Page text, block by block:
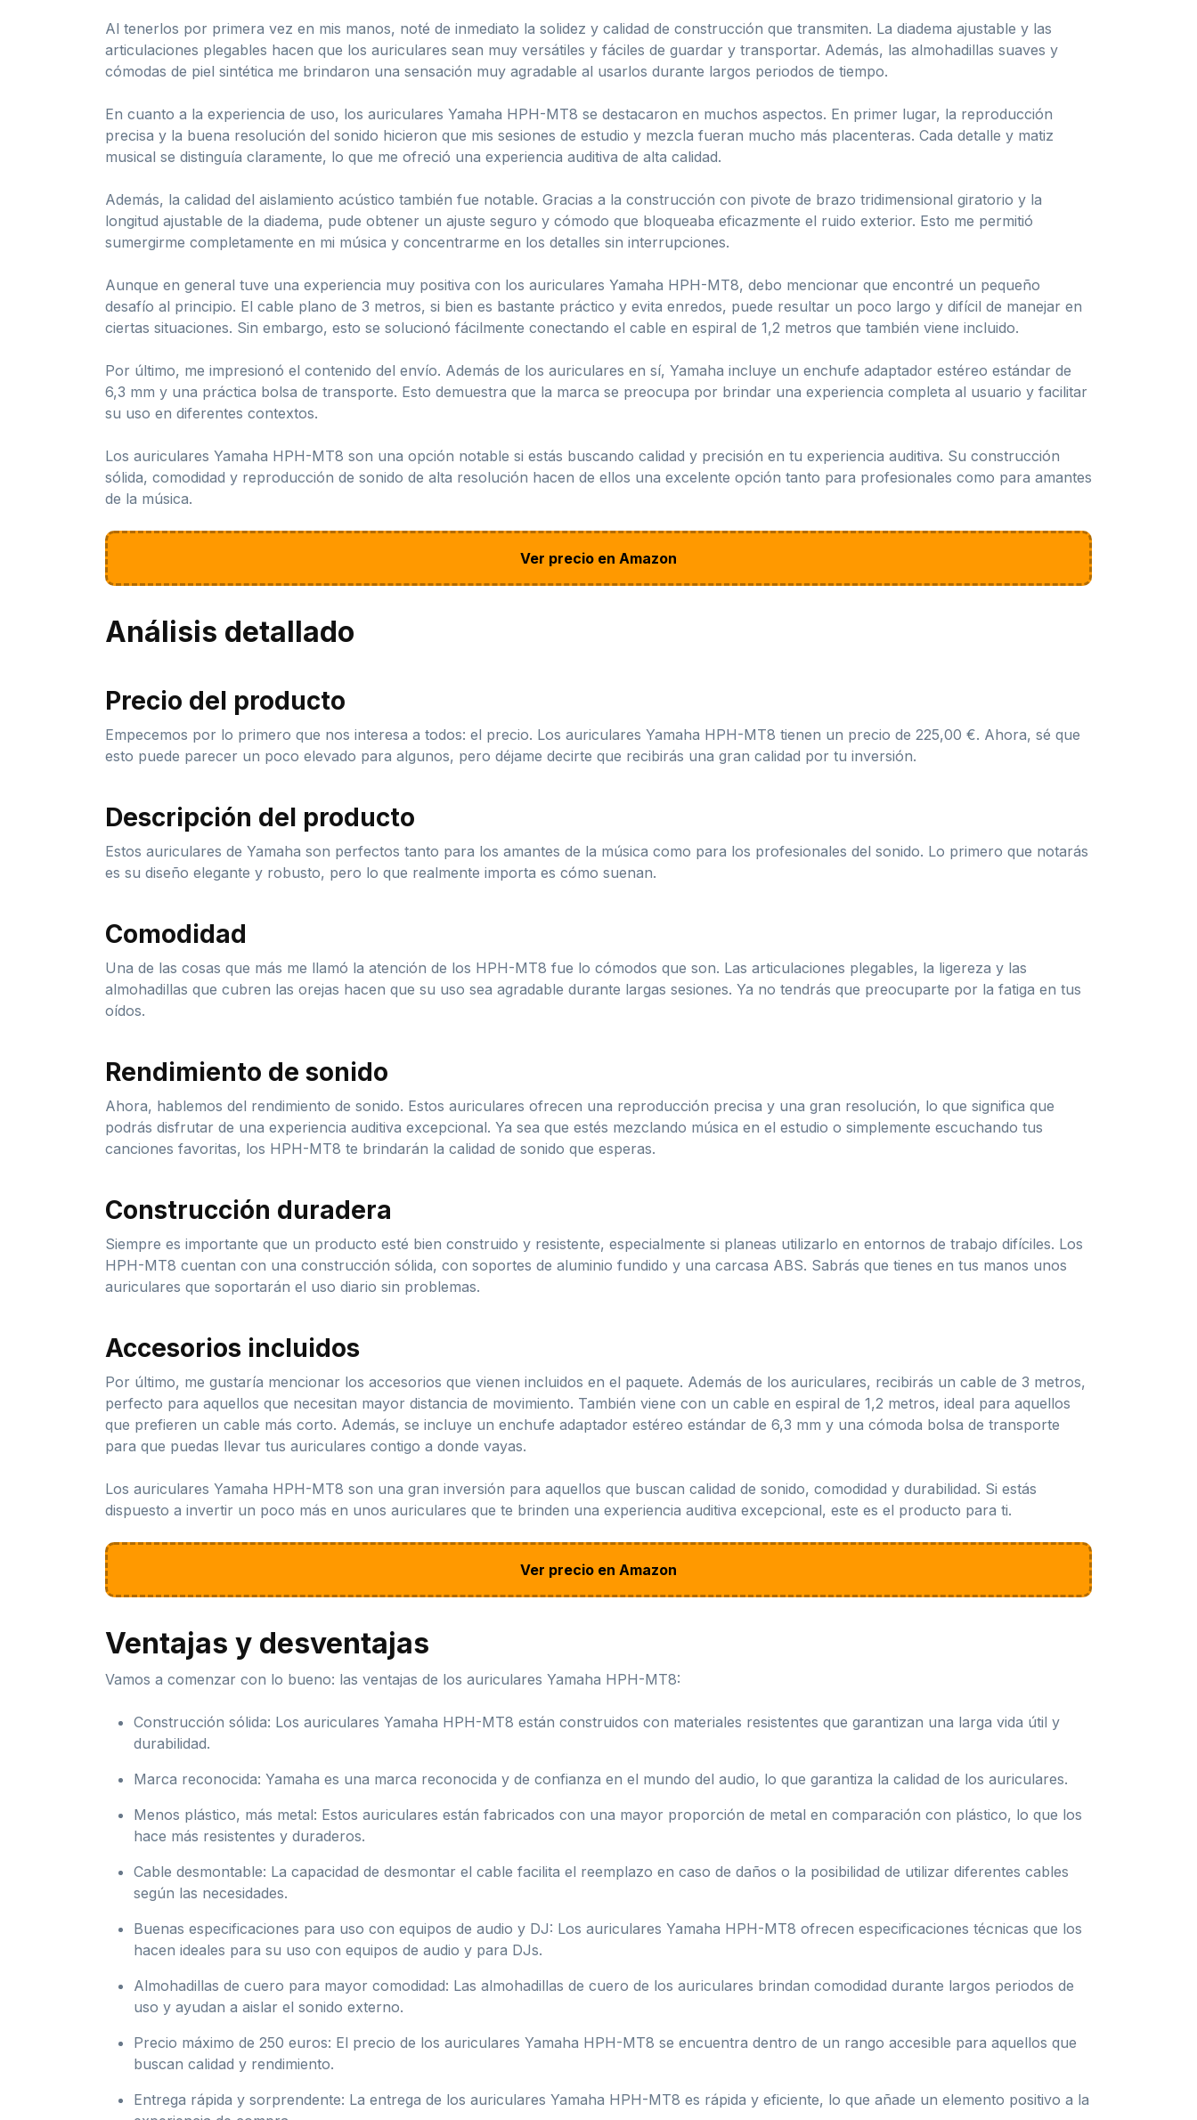
Al tenerlos por primera vez en mis manos, noté de inmediato la solidez y calidad de construcción que transmiten. La diadema ajustable y las
articulaciones plegables hacen que los auriculares sean muy versátiles y fáciles de guardar y transportar. Además, las almohadillas suaves y
cómodas de piel sintética me brindaron una sensación muy agradable al usarlos durante largos periodos de tiempo.
En cuanto a la experiencia de uso, los auriculares Yamaha HPH-MT8 se destacaron en muchos aspectos. En primer lugar, la reproducción
precisa y la buena resolución del sonido hicieron que mis sesiones de estudio y mezcla fueran mucho más placenteras. Cada detalle y matiz
musical se distinguía claramente, lo que me ofreció una experiencia auditiva de alta calidad.
Además, la calidad del aislamiento acústico también fue notable. Gracias a la construcción con pivote de brazo tridimensional giratorio y la
longitud ajustable de la diadema, pude obtener un ajuste seguro y cómodo que bloqueaba eficazmente el ruido exterior. Esto me permitió
sumergirme completamente en mi música y concentrarme en los detalles sin interrupciones.
Aunque en general tuve una experiencia muy positiva con los auriculares Yamaha HPH-MT8, debo mencionar que encontré un pequeño
desafío al principio. El cable plano de 3 metros, si bien es bastante práctico y evita enredos, puede resultar un poco largo y difícil de manejar en
ciertas situaciones. Sin embargo, esto se solucionó fácilmente conectando el cable en espiral de 1,2 metros que también viene incluido.
Por último, me impresionó el contenido del envío. Además de los auriculares en sí, Yamaha incluye un enchufe adaptador estéreo estándar de
6,3 mm y una práctica bolsa de transporte. Esto demuestra que la marca se preocupa por brindar una experiencia completa al usuario y facilitar
su uso en diferentes contextos.
Los auriculares Yamaha HPH-MT8 son una opción notable si estás buscando calidad y precisión en tu experiencia auditiva. Su construcción
sólida, comodidad y reproducción de sonido de alta resolución hacen de ellos una excelente opción tanto para profesionales como para amantes
de la música.
Ver precio en Amazon
Análisis detallado
Precio del producto
Empecemos por lo primero que nos interesa a todos: el precio. Los auriculares Yamaha HPH-MT8 tienen un precio de 225,00 €. Ahora, sé que
esto puede parecer un poco elevado para algunos, pero déjame decirte que recibirás una gran calidad por tu inversión.
Descripción del producto
Estos auriculares de Yamaha son perfectos tanto para los amantes de la música como para los profesionales del sonido. Lo primero que notarás
es su diseño elegante y robusto, pero lo que realmente importa es cómo suenan.
Comodidad
Una de las cosas que más me llamó la atención de los HPH-MT8 fue lo cómodos que son. Las articulaciones plegables, la ligereza y las
almohadillas que cubren las orejas hacen que su uso sea agradable durante largas sesiones. Ya no tendrás que preocuparte por la fatiga en tus
oídos.
Rendimiento de sonido
Ahora, hablemos del rendimiento de sonido. Estos auriculares ofrecen una reproducción precisa y una gran resolución, lo que significa que
podrás disfrutar de una experiencia auditiva excepcional. Ya sea que estés mezclando música en el estudio o simplemente escuchando tus
canciones favoritas, los HPH-MT8 te brindarán la calidad de sonido que esperas.
Construcción duradera
Siempre es importante que un producto esté bien construido y resistente, especialmente si planeas utilizarlo en entornos de trabajo difíciles. Los
HPH-MT8 cuentan con una construcción sólida, con soportes de aluminio fundido y una carcasa ABS. Sabrás que tienes en tus manos unos
auriculares que soportarán el uso diario sin problemas.
Accesorios incluidos
Por último, me gustaría mencionar los accesorios que vienen incluidos en el paquete. Además de los auriculares, recibirás un cable de 3 metros,
perfecto para aquellos que necesitan mayor distancia de movimiento. También viene con un cable en espiral de 1,2 metros, ideal para aquellos
que prefieren un cable más corto. Además, se incluye un enchufe adaptador estéreo estándar de 6,3 mm y una cómoda bolsa de transporte
para que puedas llevar tus auriculares contigo a donde vayas.
Los auriculares Yamaha HPH-MT8 son una gran inversión para aquellos que buscan calidad de sonido, comodidad y durabilidad. Si estás
dispuesto a invertir un poco más en unos auriculares que te brinden una experiencia auditiva excepcional, este es el producto para ti.
Ver precio en Amazon
Ventajas y desventajas
Vamos a comenzar con lo bueno: las ventajas de los auriculares Yamaha HPH-MT8:
Construcción sólida: Los auriculares Yamaha HPH-MT8 están construidos con materiales resistentes que garantizan una larga vida útil y
durabilidad.
Marca reconocida: Yamaha es una marca reconocida y de confianza en el mundo del audio, lo que garantiza la calidad de los auriculares.
Menos plástico, más metal: Estos auriculares están fabricados con una mayor proporción de metal en comparación con plástico, lo que los
hace más resistentes y duraderos.
Cable desmontable: La capacidad de desmontar el cable facilita el reemplazo en caso de daños o la posibilidad de utilizar diferentes cables
según las necesidades.
Buenas especificaciones para uso con equipos de audio y DJ: Los auriculares Yamaha HPH-MT8 ofrecen especificaciones técnicas que los
hacen ideales para su uso con equipos de audio y para DJs.
Almohadillas de cuero para mayor comodidad: Las almohadillas de cuero de los auriculares brindan comodidad durante largos periodos de
uso y ayudan a aislar el sonido externo.
Precio máximo de 250 euros: El precio de los auriculares Yamaha HPH-MT8 se encuentra dentro de un rango accesible para aquellos que
buscan calidad y rendimiento.
Entrega rápida y sorprendente: La entrega de los auriculares Yamaha HPH-MT8 es rápida y eficiente, lo que añade un elemento positivo a la